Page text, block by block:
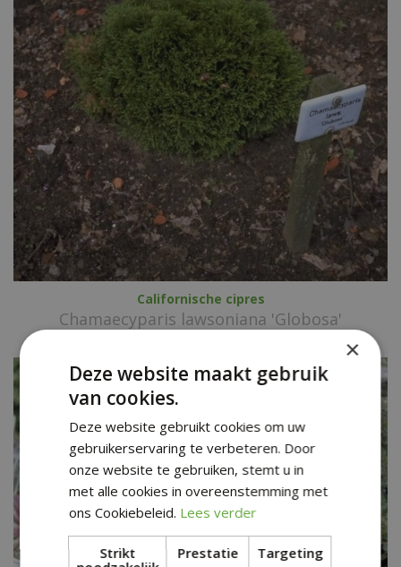
Californische cipres
Chamaecyparis lawsoniana 'Globosa'
×
Deze website maakt gebruik
van cookies.
Deze website gebruikt cookies om uw
gebruikerservaring te verbeteren. Door
onze website te gebruiken, stemt u in
met alle cookies in overeenstemming met
ons Cookiebeleid. Lees verder
Strikt
Prestatie Targeting